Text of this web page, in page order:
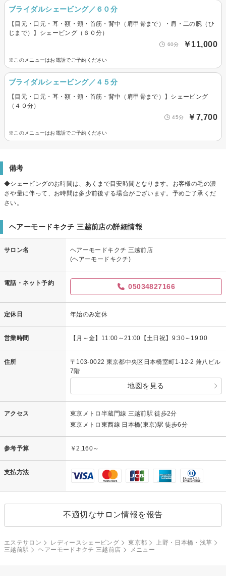
ブライダルシェービング／６０分
【目元・口元・耳・額・頬・首筋・背中（肩甲骨まで）・肩・二の腕（ひ
じまで）】シェービング（６０分）
60分 ￥11,000
※このメニューはお電話でご予約ください
ブライダルシェービング／４５分
【目元・口元・耳・額・頬・首筋・背中（肩甲骨まで）】シェービング
（４０分）
45分 ￥7,700
※このメニューはお電話でご予約ください
備考
◆シェービングのお時間は、あくまで目安時間となります。お客様の毛の濃
さや量に伴って、お時間は多少前後する場合がございます。予めご了承くだ
さい。
ヘアーモードキクチ 三越前店の詳細情報
サロン名
ヘアーモードキクチ 三越前店
(ヘアーモードキクチ)
電話・ネット予約 05034827166
定休日 年始のみ定休
営業時間 【月～金】11:00～21:00【土日祝】9:30～19:00
住所
〒103-0022 東京都中央区日本橋室町1-12-2 兼八ビル
7階
地図を見る
アクセス
東京メトロ半蔵門線 三越前駅 徒歩2分
東京メトロ東西線 日本橋(東京)駅 徒歩6分
参考予算 ￥2,160～
支払方法
不適切なサロン情報を報告
エステサロン レディースシェービング 東京都
上野・日本橋・浅草
三越前駅
ヘアーモードキクチ 三越前店 メニュー